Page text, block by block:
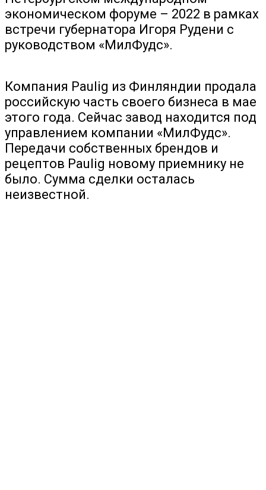
экономическом форуме – 2022 в рамках
встречи губернатора Игоря Рудени с
руководством «МилФудс».
Компания Paulig из Финляндии продала
российскую часть своего бизнеса в мае
этого года. Сейчас завод находится под
управлением компании «МилФудс».
Передачи собственных брендов и
рецептов Paulig новому приемнику не
было. Сумма сделки осталась
неизвестной.